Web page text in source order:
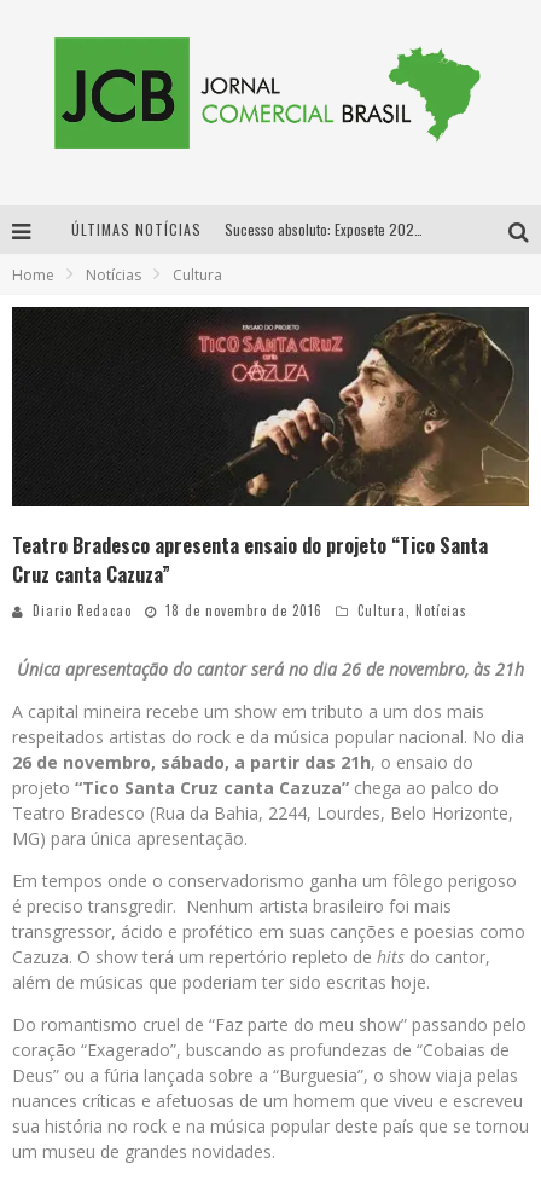
ÚLTIMAS NOTÍCIAS
Designer mineira lança jogo educativo sobre coleta seletiva na maior feira de jogos de tabuleiro da América Latina
Home Notícias Cultura
Teatro Bradesco apresenta ensaio do projeto “Tico Santa
Cruz canta Cazuza”
Diario Redacao 18 de novembro de 2016 Cultura Notícias
Única apresentação do cantor será no dia 26 de novembro, às 21h
A capital mineira recebe um show em tributo a um dos mais
respeitados artistas do rock e da música popular nacional. No dia
26 de novembro, sábado, a partir das 21h, o ensaio do
projeto “Tico Santa Cruz canta Cazuza” chega ao palco do
Teatro Bradesco (Rua da Bahia, 2244, Lourdes, Belo Horizonte,
MG) para única apresentação.
Em tempos onde o conservadorismo ganha um fôlego perigoso
é preciso transgredir. Nenhum artista brasileiro foi mais
transgressor, ácido e profético em suas canções e poesias como
Cazuza. O show terá um repertório repleto de hits do cantor,
além de músicas que poderiam ter sido escritas hoje.
Do romantismo cruel de “Faz parte do meu show” passando pelo
coração “Exagerado”, buscando as profundezas de “Cobaias de
Deus” ou a fúria lançada sobre a “Burguesia”, o show viaja pelas
nuances críticas e afetuosas de um homem que viveu e escreveu
sua história no rock e na música popular deste país que se tornou
um museu de grandes novidades.